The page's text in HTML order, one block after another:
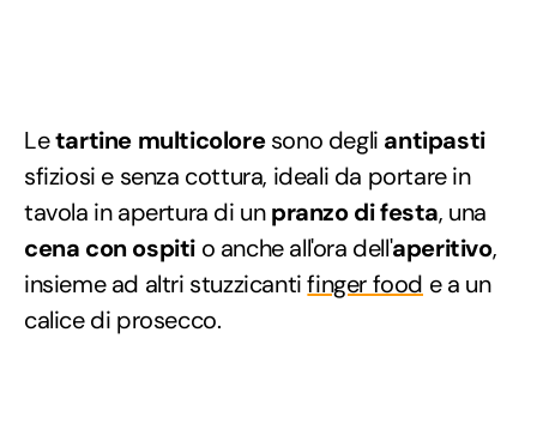
Letartine multicoloresono degli antipasti
sfiziosi e senza cottura, ideali da portare in
tavola in apertura di unpranzo di festa, una
cena con ospiti o anche all'ora dell'aperitivo,
insieme ad altri stuzzicantifinger food e a un
calice di prosecco.